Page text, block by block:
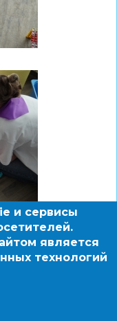
и сервисы
является
технологий